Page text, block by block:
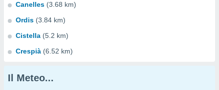
Canelles (3.68 km)
Ordis (3.84 km)
Cistella (5.2 km)
Crespià (6.52 km)
Il Meteo...